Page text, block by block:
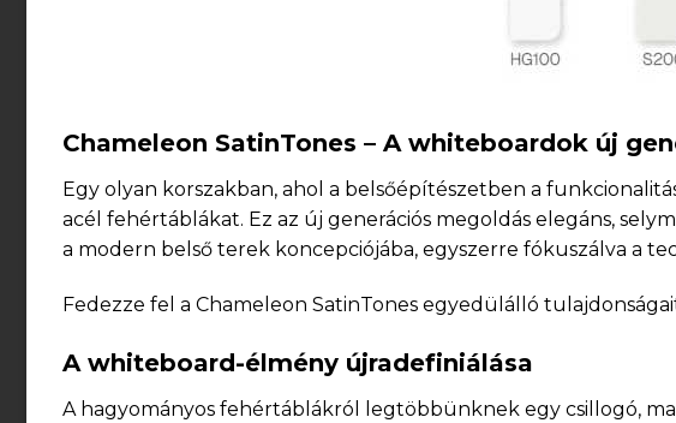
Chameleon SatinTones – A whiteboardok új
Egy olyan korszakban, ahol a belsőépítészetben a
acél fehértáblákat. Ez az új generációs megoldás elegáns,
a modern belső terek koncepciójába, egyszerre fókuszálva a
Fedezze fel a Chameleon SatinTones egyedülálló
A whiteboard-élmény újradefiniálása
A hagyományos fehértáblákról legtöbbünknek egy csillogó,